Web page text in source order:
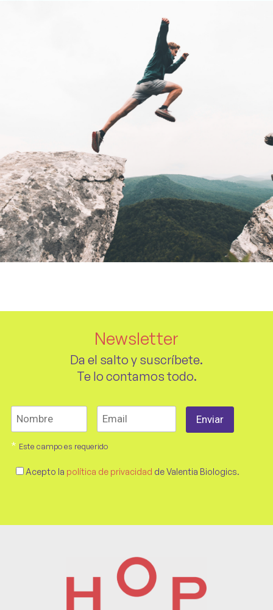
Newsletter
Da el salto y suscríbete.
Te lo contamos todo.
* Este campo es requerido
Acepto la política de privacidad de Valentia Biologics.